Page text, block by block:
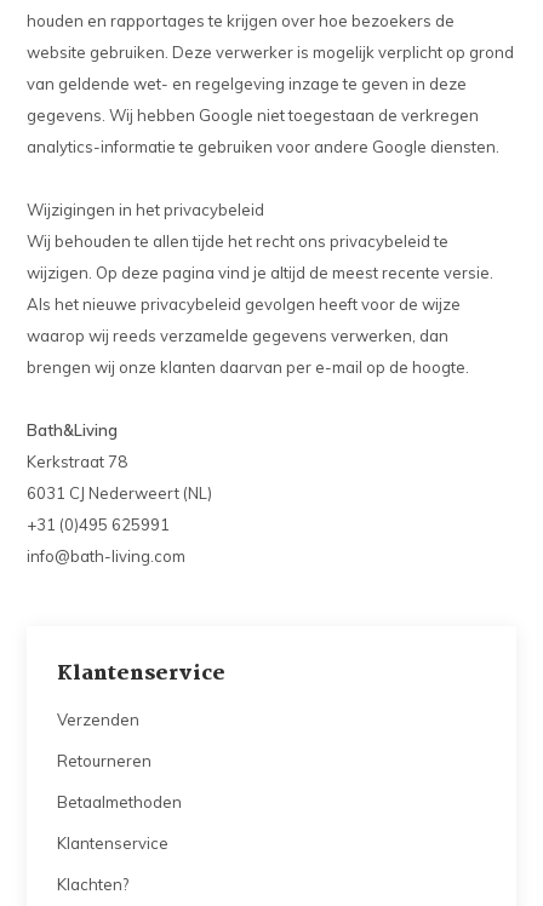
Klantenservice
Verzenden
Retourneren
Betaalmethoden
Klantenservice
Klachten?
houden en rapportages te krijgen over hoe bezoekers de
website gebruiken. Deze verwerker is mogelijk verplicht op grond
van geldende wet- en regelgeving inzage te geven in deze
gegevens. Wij hebben Google niet toegestaan de verkregen
analytics-informatie te gebruiken voor andere Google diensten.
Wijzigingen in het privacybeleid
Wij behouden te allen tijde het recht ons privacybeleid te
wijzigen. Op deze pagina vind je altijd de meest recente versie.
Als het nieuwe privacybeleid gevolgen heeft voor de wijze
waarop wij reeds verzamelde gegevens verwerken, dan
brengen wij onze klanten daarvan per e-mail op de hoogte.
Bath&Living
Kerkstraat 78
6031 CJ Nederweert (NL)
+31 (0)495 625991
info@bath-living.com